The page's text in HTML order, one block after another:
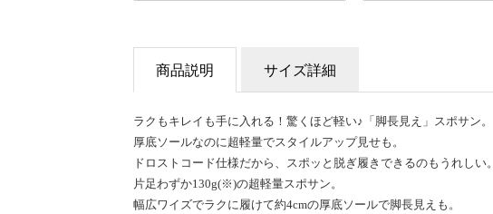
商品説明 サイズ詳細
ラクもキレイも手に入れる！驚くほど軽い♪「脚長見え」スポサン。
厚底ソールなのに超軽量でスタイルアップ見せも。
ドロストコード仕様だから、スポッと脱ぎ履きできるのもうれしい。
片足わずか130g(※)の超軽量スポサン。
幅広ワイズでラクに履けて約4cmの厚底ソールで脚長見えも。